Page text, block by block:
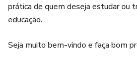
prática de quem deseja estudar ou
educação.
Seja muito bem-vindo e faça bom